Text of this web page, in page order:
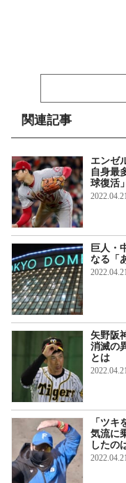
関連記事
エンゼ
自身最
球復活」
巨人・
なる「
矢野阪
消滅の
とは
「ツ
気流に
したの